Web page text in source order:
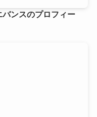
ンスのプロフィー